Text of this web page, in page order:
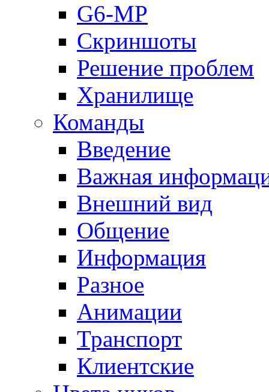
G6-MP
Скриншоты
Решение проблем
Хранилище
Команды
Введение
Важная
Внешний вид
Общение
Информация
Разное
Анимации
Транспорт
Клиентские